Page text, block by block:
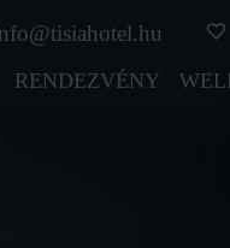
RENDEZVÉNY